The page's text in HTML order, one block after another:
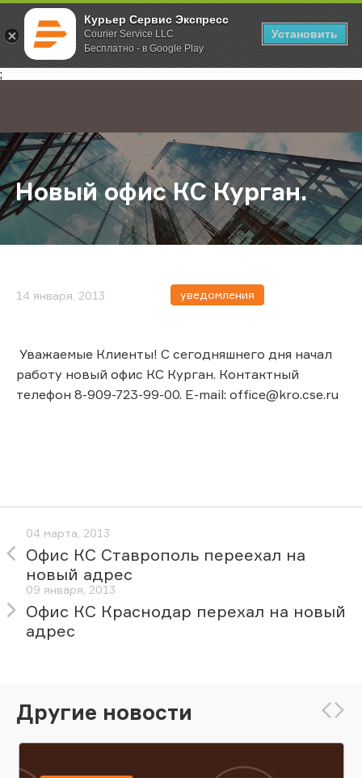
Курьер Сервис Экспресс
Courier Service LLC
Бесплатно - в Google Play
Установить
;
Главная О компании Новости Новый офис КС Курган.
Новый офис КС Курган.
14 января, 2013 уведомления
Уважаемые Клиенты! С сегодняшнего дня начал
работу новый офис КС Курган. Контактный
телефон 8-909-723-99-00. E-mail: office@kro.cse.ru
04 марта, 2013
Офис КС Ставрополь переехал на
новый адрес
09 января, 2013
Офис КС Краснодар перехал на новый
адрес
Другие новости